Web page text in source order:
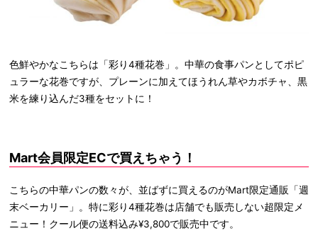
色鮮やかなこちらは「彩り4種花巻」。中華の食事パンとしてポピ
ュラーな花巻ですが、プレーンに加えてほうれん草やカボチャ、黒
米を練り込んだ3種をセットに！
Mart会員限定ECで買えちゃう！
こちらの中華パンの数々が、並ばずに買えるのがMart限定通販「週
末ベーカリー」。特に彩り4種花巻は店舗でも販売しない超限定メ
ニュー！クール便の送料込み¥3,800で販売中です。